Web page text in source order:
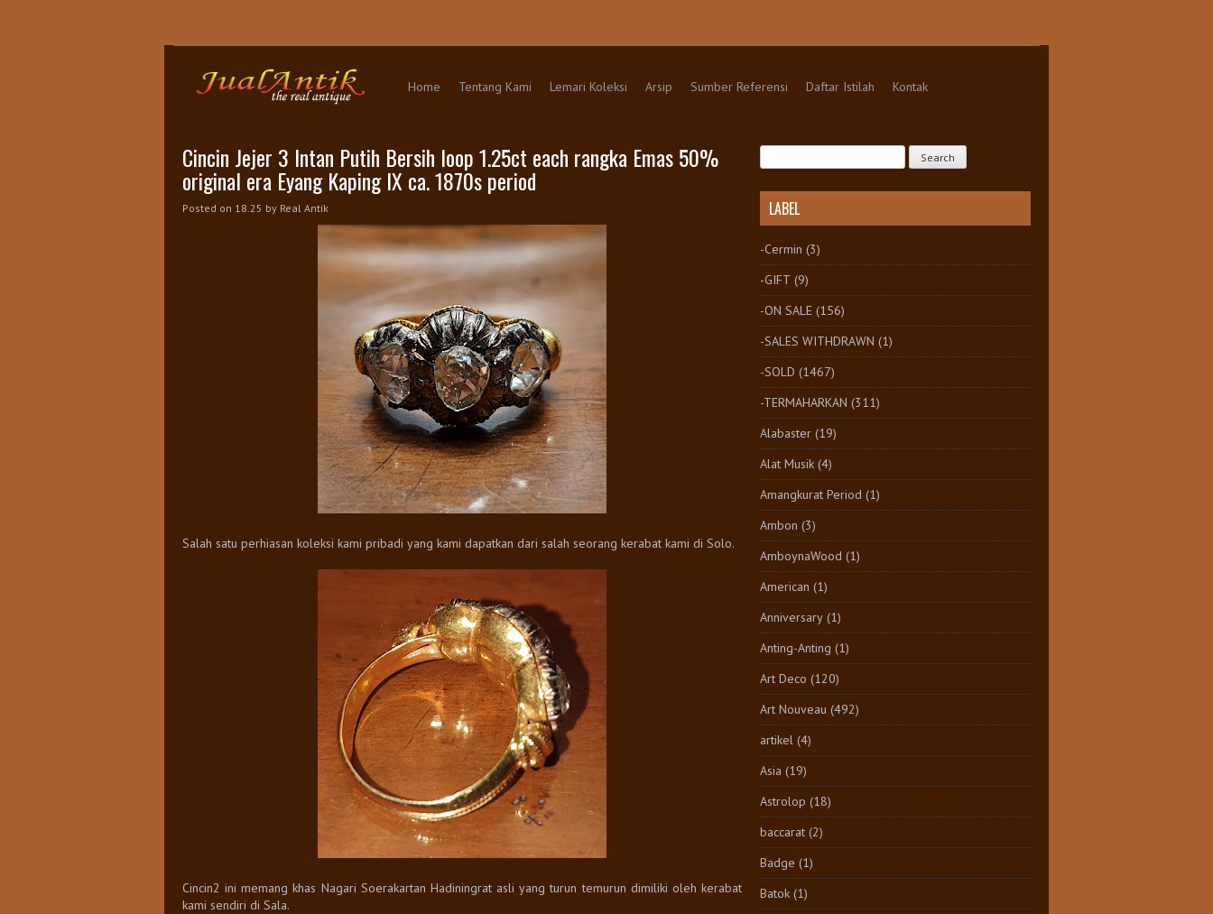
Home
Tentang Kami Lemari Koleksi Arsip Sumber Referensi Daftar Istilah Kontak
Cincin Jejer 3 Intan Putih Bersih loop 1.25ct each rangka Emas 50%
original era Eyang Kaping IX ca. 1870s period
Posted on 18.25 by Real Antik
Salah satu perhiasan koleksi kami pribadi yang kami dapatkan dari salah seorang kerabat kami di Solo.
Cincin2 ini memang khas Nagari Soerakartan Hadiningrat asli yang turun temurun dimiliki oleh kerabat
kami sendiri di Sala.
LABEL
-Cermin (3)
-GIFT (9)
-ON SALE (156)
-SALES WITHDRAWN (1)
-SOLD (1467)
-TERMAHARKAN (311)
Alabaster (19)
Alat Musik (4)
Amangkurat Period (1)
Ambon (3)
AmboynaWood (1)
American (1)
Anniversary (1)
Anting-Anting (1)
Art Deco (120)
Art Nouveau (492)
artikel (4)
Asia (19)
Astrolop (18)
baccarat (2)
Badge (1)
Batok (1)